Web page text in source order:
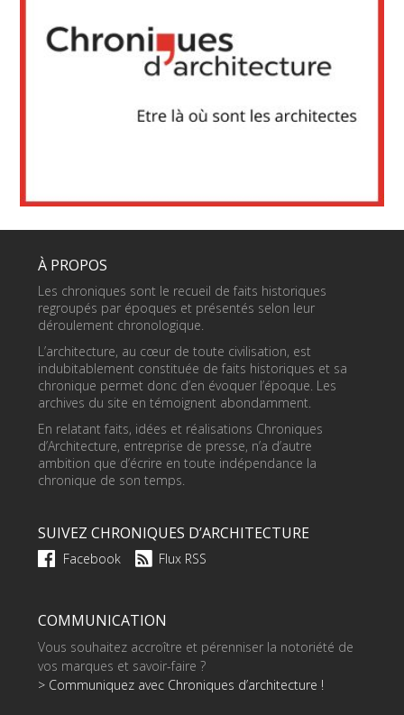
À PROPOS
Les chroniques sont le recueil de faits historiques
regroupés par époques et présentés selon leur
déroulement chronologique.
L’architecture, au cœur de toute civilisation, est
indubitablement constituée de faits historiques et sa
chronique permet donc d’en évoquer l’époque. Les
archives du site en témoignent abondamment.
En relatant faits, idées et réalisations Chroniques
d’Architecture, entreprise de presse, n’a d’autre
ambition que d’écrire en toute indépendance la
chronique de son temps.
SUIVEZ CHRONIQUES D’ARCHITECTURE
Facebook Flux RSS
COMMUNICATION
Vous souhaitez accroître et pérenniser la notoriété de
vos marques et savoir-faire ?
> Communiquez avec Chroniques d’architecture !